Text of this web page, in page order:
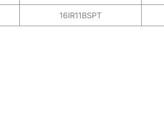
16IR11BSPT